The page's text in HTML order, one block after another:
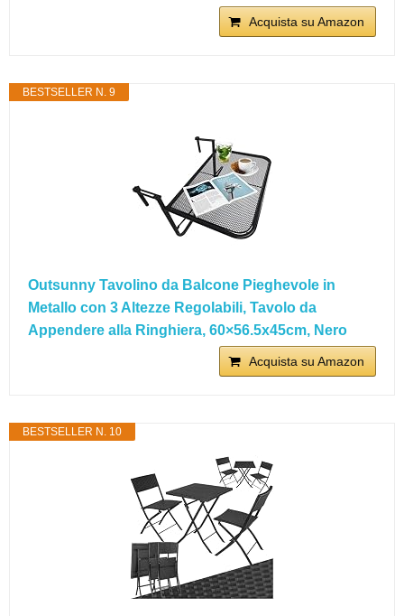
Acquista su Amazon
BESTSELLER N. 9
Outsunny Tavolino da Balcone Pieghevole in
Metallo con 3 Altezze Regolabili, Tavolo da
Appendere alla Ringhiera, 60×56.5x45cm, Nero
Acquista su Amazon
BESTSELLER N. 10